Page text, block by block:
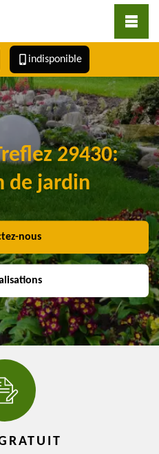
indisponible
29430:
de jardin
nous